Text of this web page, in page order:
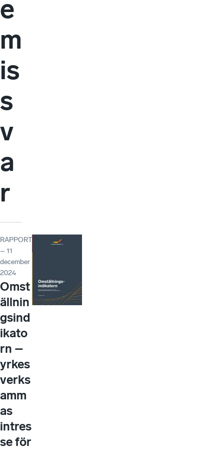
e
m
is
s
v
a
r
RAPPORT
– 11
december
2024
Omst
ällnin
gsind
ikato
rn –
yrkes
verks
amm
as
intres
se för